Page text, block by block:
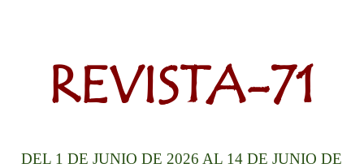
REVISTA-71
DEL 1 DE JUNIO DE 2026 AL 14 DE JUNIO DE